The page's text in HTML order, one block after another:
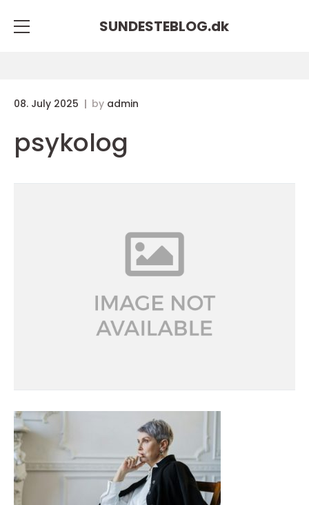
SUNDESTEBLOG.dk
08. July 2025 by admin
psykolog